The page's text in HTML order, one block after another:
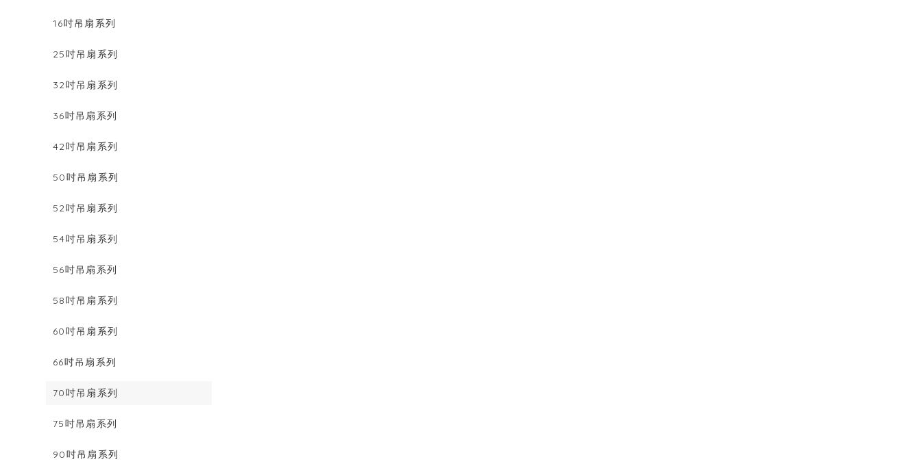
16吋吊扇系列
25吋吊扇系列
32吋吊扇系列
36吋吊扇系列
42吋吊扇系列
50吋吊扇系列
52吋吊扇系列
54吋吊扇系列
56吋吊扇系列
58吋吊扇系列
60吋吊扇系列
66吋吊扇系列
70吋吊扇系列
75吋吊扇系列
90吋吊扇系列